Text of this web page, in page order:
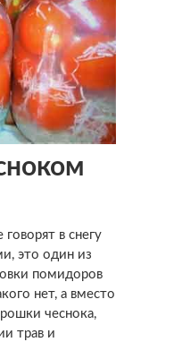
в снегу
это один из
помидоров
нет, а вместо
чеснока,
трав и